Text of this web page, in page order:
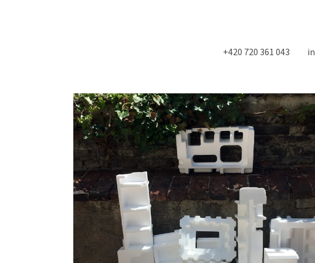
+420 720 361 043
HLEDAT
Doporučujeme
NÁSTĚNÁ STROPNÍ KONZOLE 6900KS MOLITAN Z TOVARNY NA